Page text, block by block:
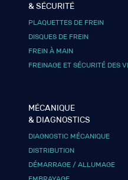
& SÉCURITÉ
PLAQUETTES DE FREIN
DISQUES DE FREIN
FREIN À MAIN
FREINAGE ET SÉCURITÉ DES
MÉCANIQUE
& DIAGNOSTICS
DIAGNOSTIC MÉCANIQUE
DISTRIBUTION
DÉMARRAGE / ALLUMAGE